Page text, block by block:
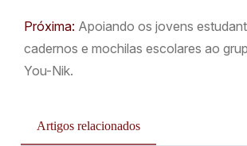
Próxima: Apoiando os jovens
cadernos e mochilas escolares ao
You-Nik.
Artigos relacionados